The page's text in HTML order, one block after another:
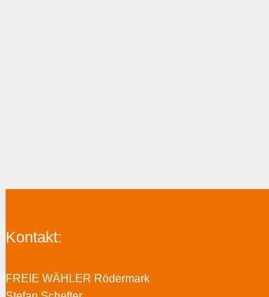
Kontakt:
FREIE WÄHLER Rödermark